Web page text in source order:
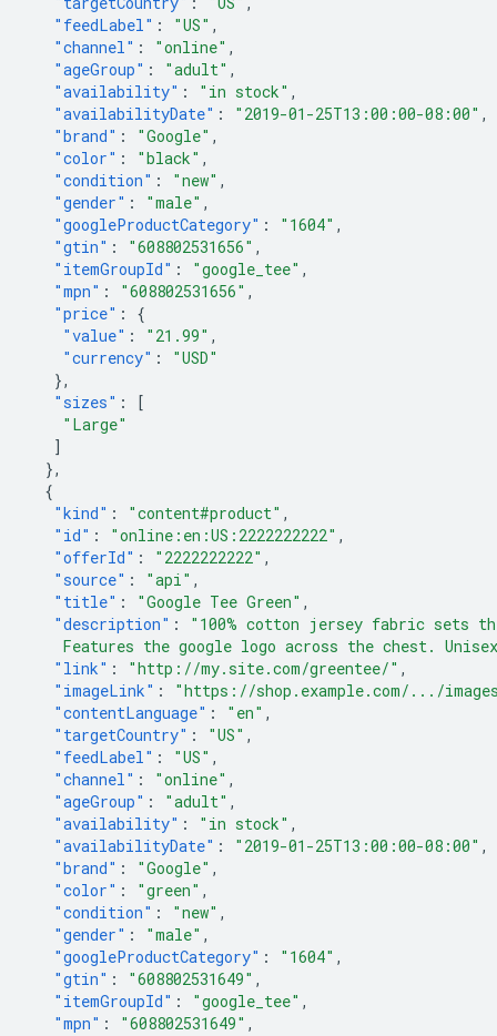
"feedLabel" : "US" ,
"channel" : "online" ,
"ageGroup" : "adult" ,
"availability" : "in stock" ,
"availabilityDate" : "2019-01-25T13:00:00-08:00" ,
"brand" : "Google" ,
"color" : "black" ,
"condition" : "new" ,
"gender" : "male" ,
"googleProductCategory" : "1604" ,
"gtin" : "608802531656" ,
"itemGroupId" : "google_tee" ,
"mpn" : "608802531656" ,
"price" :
{
"value" : "21.99" ,
"currency" :
"USD"
},
"sizes" :
[
"Large"
]
},
{
"kind" : "content#product" ,
"id" : "online:en:US:2222222222" ,
"offerId" : "2222222222" ,
"source" : "api" ,
"title" : "Google Tee Green" ,
"description" :
"100% cotton jersey fabric sets
Features the google logo across the chest.
"link" : "http://my.site.com/greentee/" ,
"imageLink" :
"https://shop.example.com/.../images/
"contentLanguage" : "en" ,
"targetCountry" : "US" ,
"feedLabel" : "US" ,
"channel" : "online" ,
"ageGroup" : "adult" ,
"availability" : "in stock" ,
"availabilityDate" : "2019-01-25T13:00:00-08:00" ,
"brand" : "Google" ,
"color" : "green" ,
"condition" : "new" ,
"gender" : "male" ,
"googleProductCategory" : "1604" ,
"gtin" : "608802531649" ,
"itemGroupId" : "google_tee" ,
"mpn" : "608802531649" ,